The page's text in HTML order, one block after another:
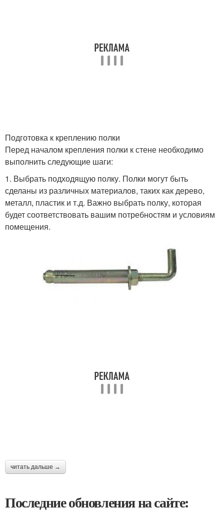
Подготовка к креплению полки
Перед началом крепления полки к стене необходимо
выполнить следующие шаги:
1. Выбрать подходящую полку. Полки могут быть
сделаны из различных материалов, таких как дерево,
металл, пластик и т.д. Важно выбрать полку, которая
будет соответствовать вашим потребностям и условиям
помещения.
читать дальше →
Последние обновления на сайте: